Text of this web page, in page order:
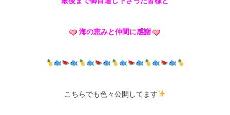
海の恵みと仲間に感謝
こちらでも色々公開してます